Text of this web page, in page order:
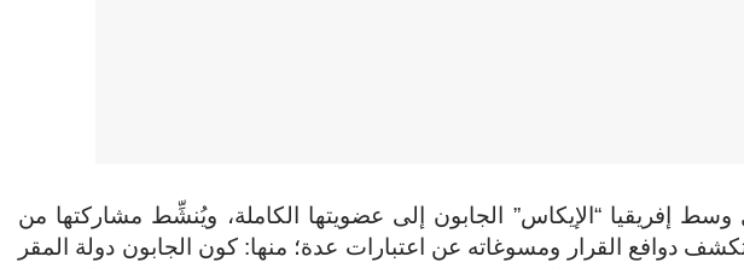
وسط إفريقيا “الإيكاس” الجابون إلى عضويتها الكاملة، ويُنشِّط مشاركتها من
لمدة 6 أشهر. وتكشف دوافع القرار ومسوغاته عن اعتبارات عدة؛ منها: كون الجابون دولة المقر